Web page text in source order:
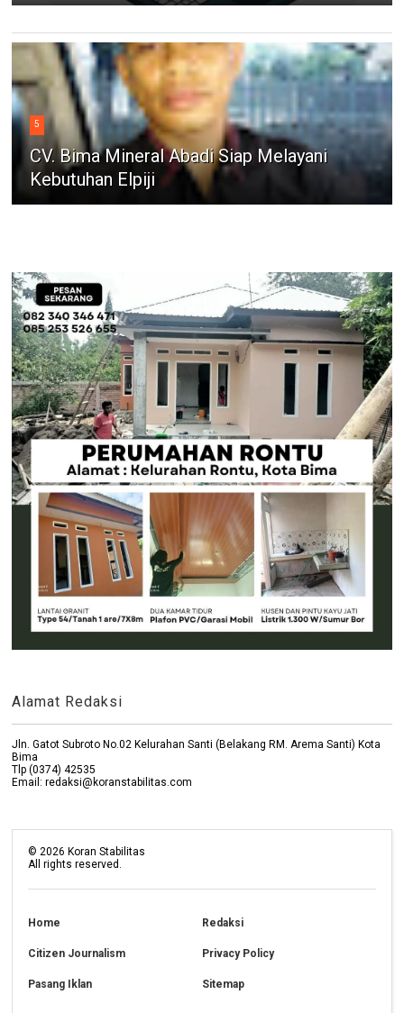
5
CV. Bima Mineral Abadi Siap Melayani
Kebutuhan Elpiji
Alamat Redaksi
Jln. Gatot Subroto No.02 Kelurahan Santi (Belakang RM. Arema Santi) Kota
Bima
Tlp (0374) 42535
Email: redaksi@koranstabilitas.com
©2026 Koran Stabilitas
All rights reserved.
Home Redaksi
Citizen Journalism Privacy Policy
Pasang Iklan Sitemap